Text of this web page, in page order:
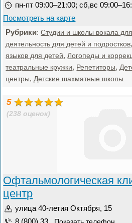
пн-пт 09:00–21:00; сб,вс
Посмотреть на карте
Рубрики:Студии и школы вокала
деятельность для детей и подростков,
языков для детей, Логопеды и
театральные кружки, Репетиторы,
центры, Детские шахматные школы
5
(238 оценок)
Офтальмологическая
центр
улица 40-летия Октября, 15
8 (800) 33...